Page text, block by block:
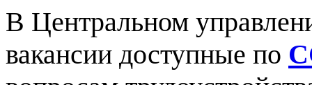
В Центральном
вакансии доступные по